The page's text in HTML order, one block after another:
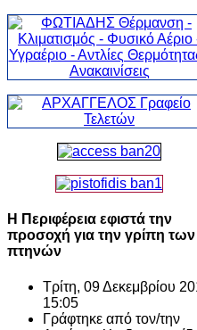
Η Περιφέρεια εφιστά την
προσοχή για την γρίπη των
πτηνών
Τρίτη, 09 Δεκεμβρίου
15:05
Γράφτηκε από τον/την